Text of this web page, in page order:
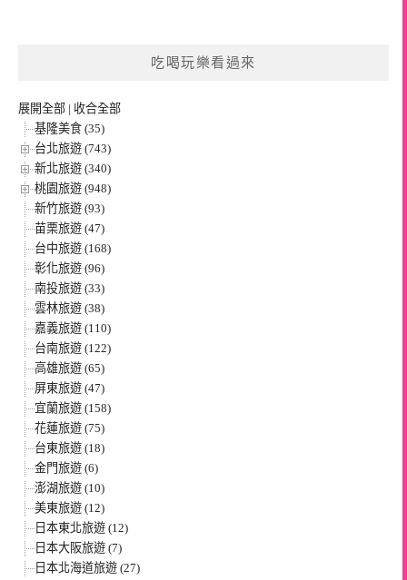
吃喝玩樂看過來
展開全部 | 收合全部
基隆美食 (35)
台北旅遊 (743)
新北旅遊 (340)
桃園旅遊 (948)
新竹旅遊 (93)
苗栗旅遊 (47)
台中旅遊 (168)
彰化旅遊 (96)
南投旅遊 (33)
雲林旅遊 (38)
嘉義旅遊 (110)
台南旅遊 (122)
高雄旅遊 (65)
屏東旅遊 (47)
宜蘭旅遊 (158)
花蓮旅遊 (75)
台東旅遊 (18)
金門旅遊 (6)
澎湖旅遊 (10)
美東旅遊 (12)
日本東北旅遊 (12)
日本大阪旅遊 (7)
日本北海道旅遊 (27)